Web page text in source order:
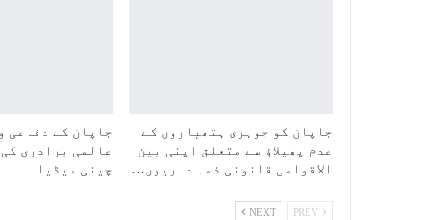
جاپان کو جوہری ہتھیاروں کے
عدم پھیلاؤ سے متعلق اپنی بین
الاقوامی قانونی ذمہ داریوں…
جاپان کے دفاعی
عالمی برادری
چینی میڈیا
NEXT